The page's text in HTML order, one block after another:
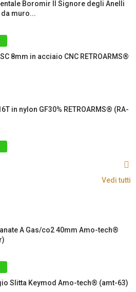
Boromir Il Signore degli Anelli
muro...
8mm in acciaio CNC RETROARMS®
in nylon GF30% RETROARMS® (RA-
Vedi tutti
A Gas/co2 40mm Amo-tech®
Slitta Keymod Amo-tech® (amt-63)